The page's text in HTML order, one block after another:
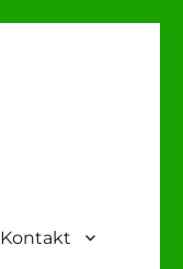
Kontakt